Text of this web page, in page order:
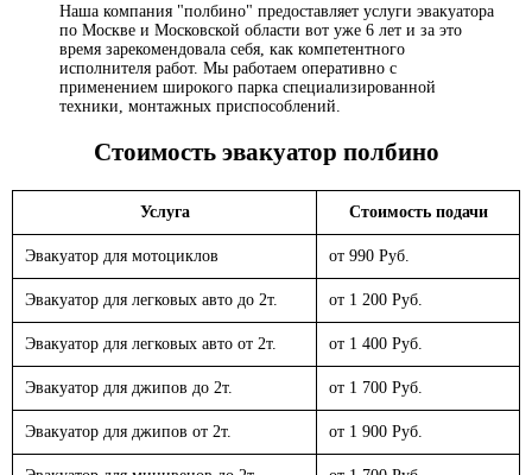
Наша компания "полбино" предоставляет услуги эвакуатора
по Москве и Московской области вот уже 6 лет и за это
время зарекомендовала себя, как компетентного
исполнителя работ. Мы работаем оперативно с
применением широкого парка специализированной
техники, монтажных приспособлений.
Стоимость эвакуатор полбино
Услуга Стоимость подачи
Эвакуатор для мотоциклов от 990 Руб.
Эвакуатор для легковых авто до 2т. от 1 200 Руб.
Эвакуатор для легковых авто от 2т. от 1 400 Руб.
Эвакуатор для джипов до 2т. от 1 700 Руб.
Эвакуатор для джипов от 2т. от 1 900 Руб.